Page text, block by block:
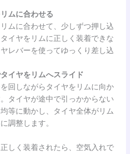
ムに合わせる
ムに合わせて、少しずつ押し込
イヤをリムに正しく装着できな
レバーを使ってゆっくり差し込
イヤをリムへスライド
回しながらタイヤをリムに向か
タイヤが途中で引っかからない
等に動かし、タイヤ全体がリム
調整します。
しく装着されたら、空気入れで